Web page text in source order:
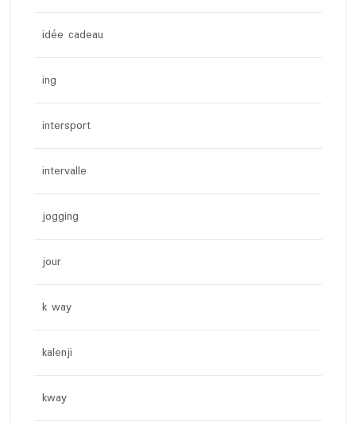
idée cadeau
ing
intersport
intervalle
jogging
jour
k way
kalenji
kway